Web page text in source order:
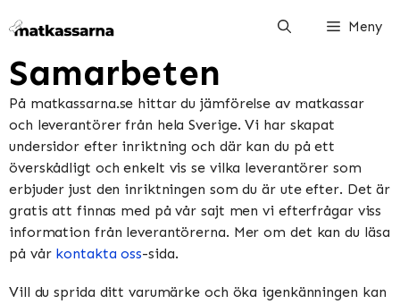
till
Meny
Samarbeten
På matkassarna.se hittar du jämförelse av matkassar
och leverantörer från hela Sverige. Vi har skapat
undersidor efter inriktning och där kan du på ett
överskådligt och enkelt vis se vilka leverantörer som
erbjuder just den inriktningen som du är ute efter. Det är
gratis att finnas med på vår sajt men vi efterfrågar viss
information från leverantörerna. Mer om det kan du läsa
på vår kontakta oss-sida.
Vill du sprida ditt varumärke och öka igenkänningen kan